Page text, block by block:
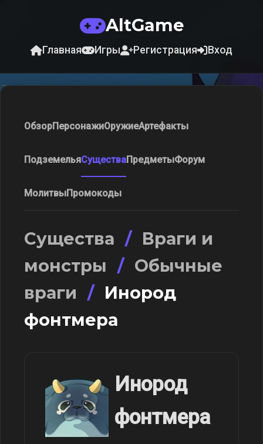
AltGame
Главная Игры Регистрация Вход
ОбзорПерсонажиОружиеАртефакты
ПодземельяСуществаПредметыФорум
МолитвыПромокоды
Существа / Враги и
монстры / Обычные
враги / Инород
фонтмера
Инород
фонтмера